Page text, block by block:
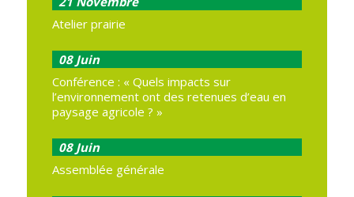
Atelier prairie
08 Juin
Conférence : « Quels impacts sur
l’environnement ont des retenues d’eau en
paysage agricole ? »
08 Juin
Assemblée générale